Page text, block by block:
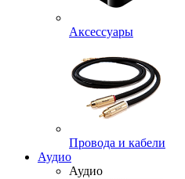
Аксессуары
Провода и кабели
Аудио
Аудио